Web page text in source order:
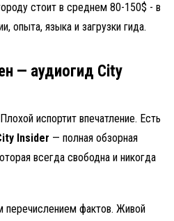
стоит в среднем 80-150$ - в
опыта, языка и загрузки гида.
— аудиогид City
испортит впечатление. Есть
Insider — полная обзорная
всегда свободна и никогда
перечислением фактов. Живой